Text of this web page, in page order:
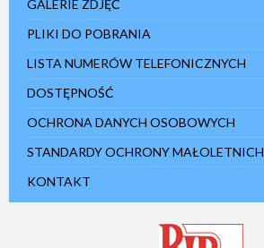
GALERIE ZDJĘĆ
PLIKI DO POBRANIA
LISTA NUMERÓW TELEFONICZNYCH
DOSTĘPNOŚĆ
OCHRONA DANYCH OSOBOWYCH
STANDARDY OCHRONY MAŁOLETNICH
KONTAKT